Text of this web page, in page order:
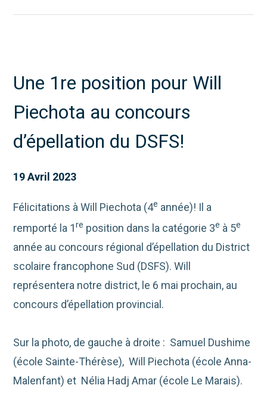
Une 1re position pour Will
Piechota au concours
d’épellation du DSFS!
19 Avril 2023
Félicitations à Will Piechota (4e année)! Il a
remporté la 1re position dans la catégorie 3e à 5e
année au concours régional d’épellation du District
scolaire francophone Sud (DSFS). Will
représentera notre district, le 6 mai prochain, au
concours d’épellation provincial.
Sur la photo, de gauche à droite : Samuel Dushime
(école Sainte-Thérèse), Will Piechota (école Anna-
Malenfant) et Nélia Hadj Amar (école Le Marais).